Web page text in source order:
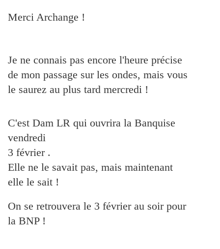
Merci Archange !
Je ne connais pas encore l'heure précise
de mon passage sur les ondes, mais vous
le saurez au plus tard mercredi !
C'est Dam LR qui ouvrira la Banquise
vendredi
3 février .
Elle ne le savait pas, mais maintenant
elle le sait !
On se retrouvera le 3 février au soir pour
la BNP !